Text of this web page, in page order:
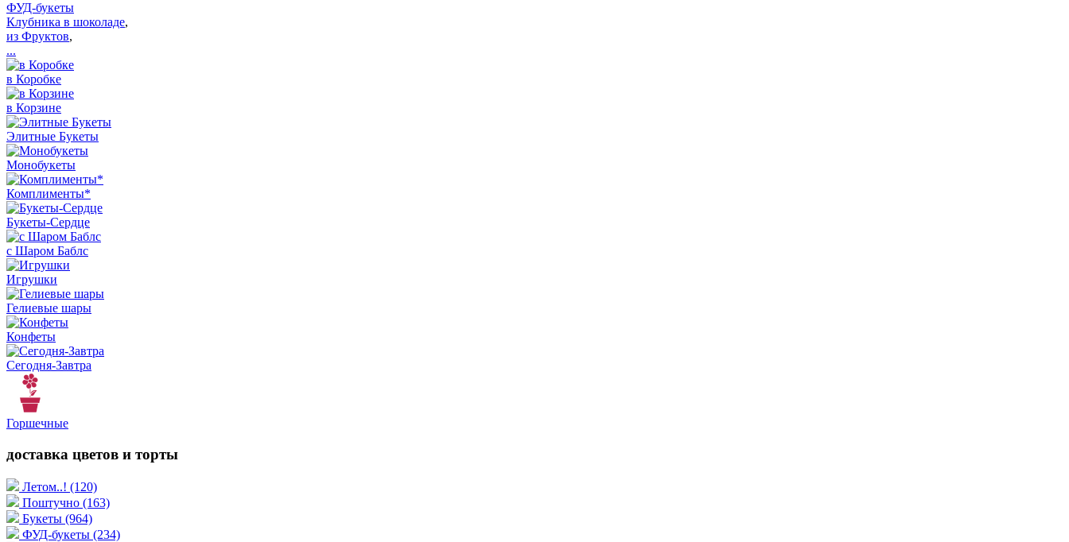
ФУД-букеты
Клубника в шоколаде,
из Фруктов,
...
в Коробке
в Корзине
Элитные Букеты
Монобукеты
Комплименты*
Букеты-Сердце
с Шаром Баблс
Игрушки
Гелиевые шары
Конфеты
Сегодня-Завтра
Горшечные
доставка цветов и торты
Летом..! (120)
Поштучно (163)
Букеты (964)
ФУД-букеты (234)